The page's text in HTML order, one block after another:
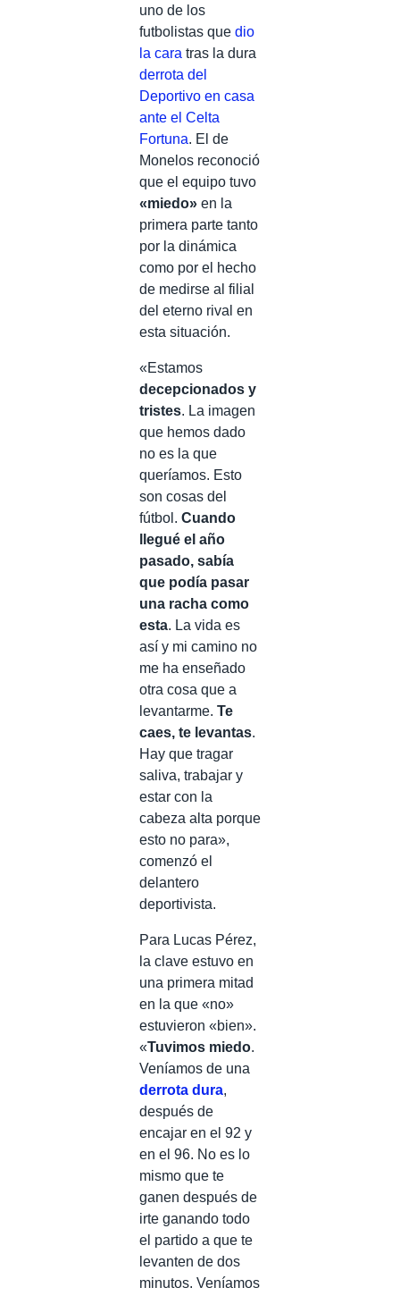
uno de los
futbolistas que dio
la cara tras la dura
derrota del
Deportivo en casa
ante el Celta
Fortuna. El de
Monelos reconoció
que el equipo tuvo
«miedo» en la
primera parte tanto
por la dinámica
como por el hecho
de medirse al filial
del eterno rival en
esta situación.
«Estamos
decepcionados y
tristes. La imagen
que hemos dado
no es la que
queríamos. Esto
son cosas del
fútbol. Cuando
llegué el año
pasado, sabía
que podía pasar
una racha como
esta. La vida es
así y mi camino no
me ha enseñado
otra cosa que a
levantarme. Te
caes, te levantas.
Hay que tragar
saliva, trabajar y
estar con la
cabeza alta porque
esto no para»,
comenzó el
delantero
deportivista.
Para Lucas Pérez,
la clave estuvo en
una primera mitad
en la que «no»
estuvieron «bien».
«Tuvimos miedo.
Veníamos de una
derrota dura,
después de
encajar en el 92 y
en el 96. No es lo
mismo que te
ganen después de
irte ganando todo
el partido a que te
levanten de dos
minutos. Veníamos